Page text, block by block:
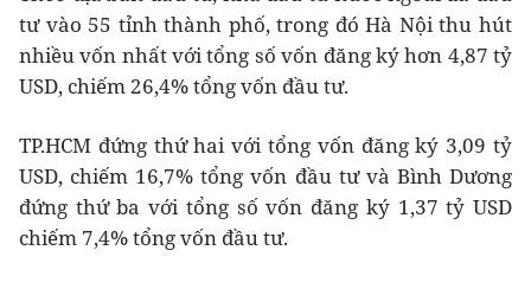
tư vào 55 tỉnh thành phố, trong đó Hà Nội thu hút
nhiều vốn nhất với tổng số vốn đăng ký hơn 4,87 tỷ
USD, chiếm 26,4% tổng vốn đầu tư.
TP.HCM đứng thứ hai với tổng vốn đăng ký 3,09 tỷ
USD, chiếm 16,7% tổng vốn đầu tư và Bình Dương
đứng thứ ba với tổng số vốn đăng ký 1,37 tỷ USD
chiếm 7,4% tổng vốn đầu tư.